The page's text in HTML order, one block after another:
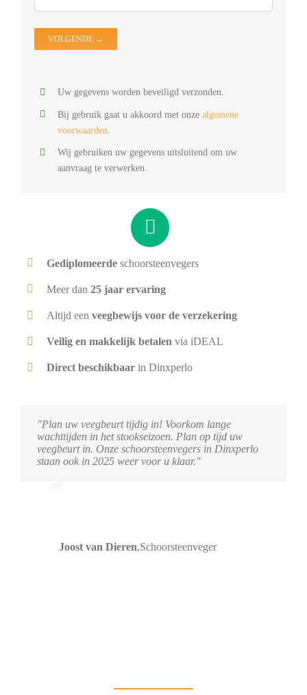
Uw gegevens worden beveiligd verzonden.
Bij gebruik gaat u akkoord met onze algemene
voorwaarden
Wij gebruiken uw gegevens uitsluitend om uw
aanvraag te verwerken.
Gediplomeerde schoorsteenvegers
Meer dan25 jaar ervaring
Altijd eenveegbewijs voor de verzekering
Veilig en makkelijk betalen via iDEAL
Direct beschikbaar in Dinxperlo
"Plan uw veegbeurt tijdig in! Voorkom lange
wachttijden in het stookseizoen. Plan op tijd uw
veegbeurt in. Onze schoorsteenvegers in Dinxperlo
staan ook in 2025 weer voor u klaar."
Joost van Dieren,Schoorsteenveger